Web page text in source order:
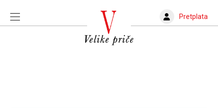
Pretplata